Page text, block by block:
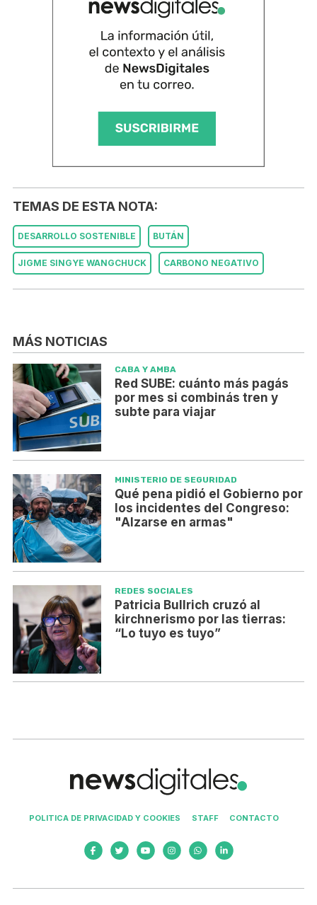
TEMAS DE ESTA NOTA:
DESARROLLO SOSTENIBLE BUTÁN
JIGME SINGYE WANGCHUCK CARBONO NEGATIVO
MÁS NOTICIAS
CABA Y AMBA
Red SUBE: cuánto más pagás
por mes si combinás tren y
subte para viajar
MINISTERIO DE SEGURIDAD
Qué pena pidió el Gobierno por
los incidentes del Congreso:
"Alzarse en armas"
REDES SOCIALES
Patricia Bullrich cruzó al
kirchnerismo por las tierras:
“Lo tuyo es tuyo”
POLITICA DE PRIVACIDAD Y COOKIES STAFF CONTACTO